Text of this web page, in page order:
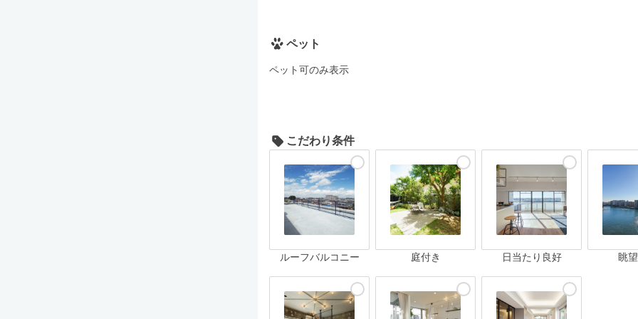
ペット
ペット可のみ表示
こだわり条件
ルーフバルコニー 庭付き 日当たり良好 眺